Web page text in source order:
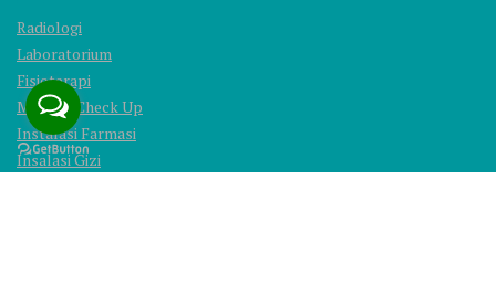
Radiologi
Laboratorium
Fisioterapi
Medical Check Up
Instalasi Farmasi
Insalasi Gizi